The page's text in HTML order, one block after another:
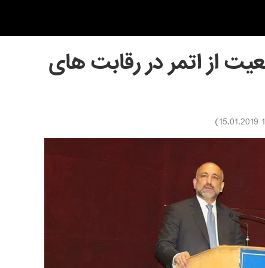
از اتمر در رقابت های
)